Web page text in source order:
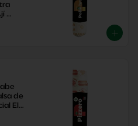
de
El